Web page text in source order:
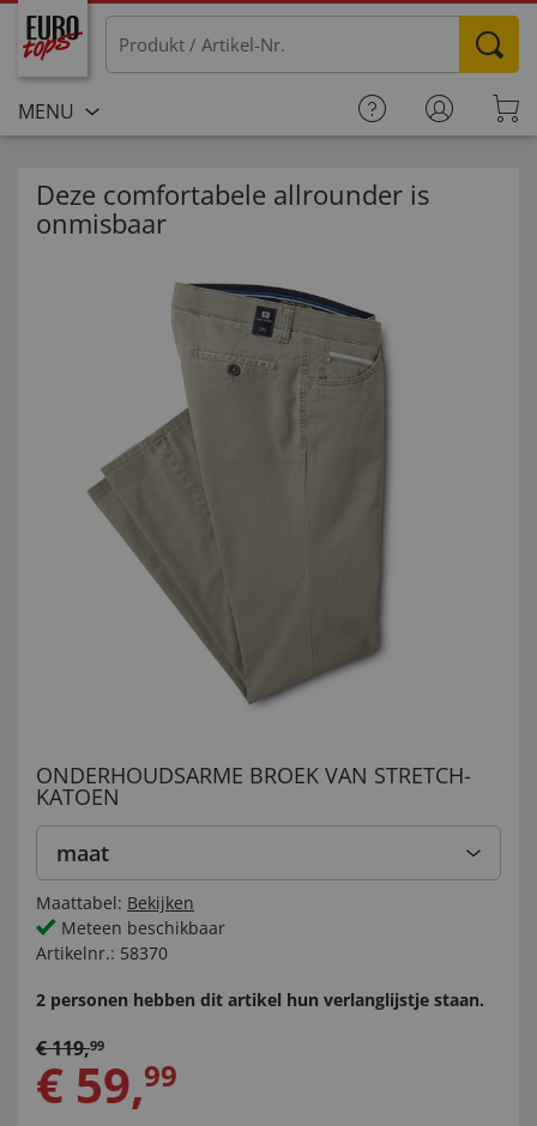
MENU
Deze comfortabele allrounder is
onmisbaar
ONDERHOUDSARME BROEK VAN STRETCH-
KATOEN
maat
Maattabel: Bekijken
Meteen beschikbaar
Artikelnr.: 58370
2 personen hebben dit artikel hun verlanglijstje staan.
€119,99
€ 59,99